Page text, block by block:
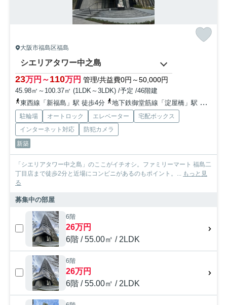
大阪市福島区福島
シエリアタワー中之島
23万円～110万円 管理/共益費0円～50,000円
45.98㎡～100.37㎡ (1LDK～3LDK) /予定 /46階建
東西線「新福島」駅 徒歩4分
地下鉄御堂筋線「淀屋橋」駅 徒歩18分
駐輪場 オートロック エレベーター
宅配ボックス
インターネット対応
防犯カメラ
新築
「シエリアタワー中之島」のここがイチオシ。ファミリーマート 福島二
丁目店まで徒歩2分と近場にコンビニがあるのもポイント。...
もっと見
る
募集中の部屋
6階
26万円
6階 / 55.00㎡ / 2LDK
6階
26万円
6階 / 55.00㎡ / 2LDK